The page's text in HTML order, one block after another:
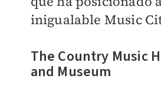
inigualable Music
The Country Music
and Museum